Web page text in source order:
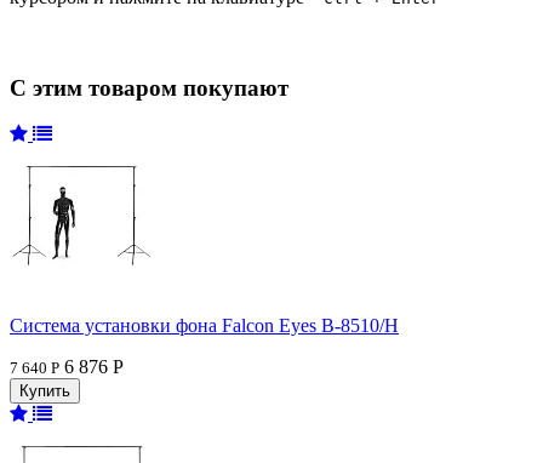
С этим товаром покупают
Система установки фона Falcon Eyes В-8510/H
7 640 Р 6 876 Р